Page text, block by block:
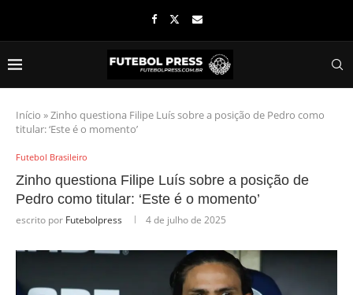
Início »Zinho questiona Filipe Luís sobre a posição de Pedro como
titular: ‘Este é o momento’
Futebol Brasileiro
Zinho questiona Filipe Luís sobre a posição de
Pedro como titular: ‘Este é o momento’
escrito por Futebolpress 4 de julho de 2025